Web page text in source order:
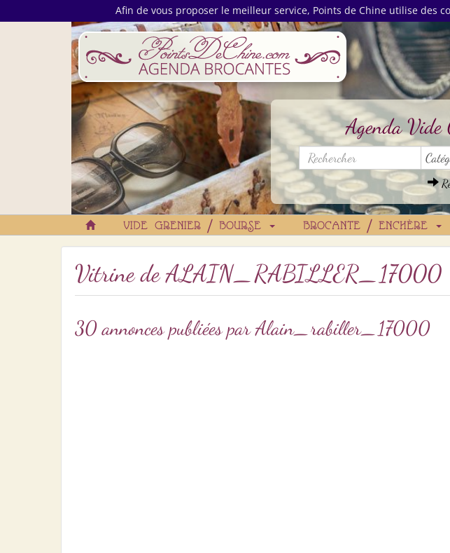
Afin de vous proposer le meilleur service, Points de Chine utilise des
Agenda Vide
VIDE GRENIER / BOURSE BROCANTE / ENCHÈRE
Vitrine deALAIN_RABILLER_17000
30 annonces publiées par Alain_rabiller_17000